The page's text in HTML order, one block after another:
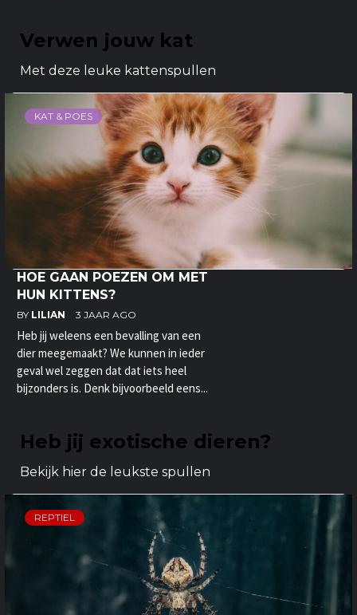
Verwen jouw kat
Met deze leuke kattenspullen
KAT & POES
HOE GAAN POEZEN OM MET
HUN KITTENS?
BY LILIAN 3 JAAR AGO
Heb jij weleens een bevalling van een
dier meegemaakt? We kunnen in ieder
geval wel zeggen dat dat iets heel
bijzonders is. Denk bijvoorbeeld eens...
Heb jij exotische dieren?
Bekijk hier de leukste spullen
REPTIEL